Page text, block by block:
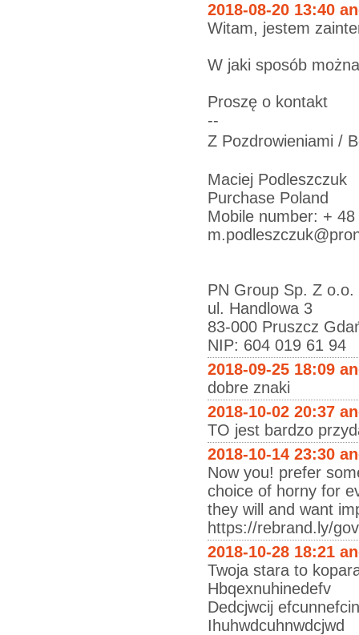
2018-08-20 13:40
Witam, jestem
W jaki sposób
Proszę o kontakt
--
Z Pozdrowieniami /
Maciej Podleszczuk
Purchase Poland
Mobile number: +
PN Group Sp. Z o.o.
ul. Handlowa 3
83-000 Pruszcz
NIP: 604 019 61 94
2018-09-25 18:09
dobre znaki
2018-10-02 20:37
TO jest bardzo
2018-10-14 23:30
Now you! prefer
choice of horny for
they will and want
https://rebrand.ly/
2018-10-28 18:21
Twoja stara to
Hbqexnuhinedefv
Dedcjwcij efcunnefcin
Ihuhwdcuhnwdcjwd